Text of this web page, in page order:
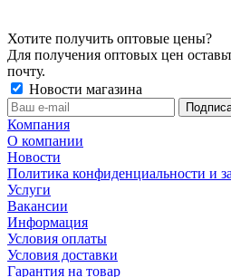
Хотите получить оптовые цены?
Для получения оптовых цен
почту.
Новости магазина
Компания
О компании
Новости
Политика конфиденциальности и
Услуги
Вакансии
Информация
Условия оплаты
Условия доставки
Гарантия на товар